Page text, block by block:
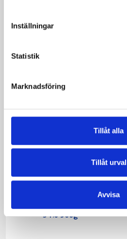
Inställningar
Statistik
Marknadsföring
Tillåt alla
Tillåt urval
Avvisa
Produkter i receptet:
34% 500g